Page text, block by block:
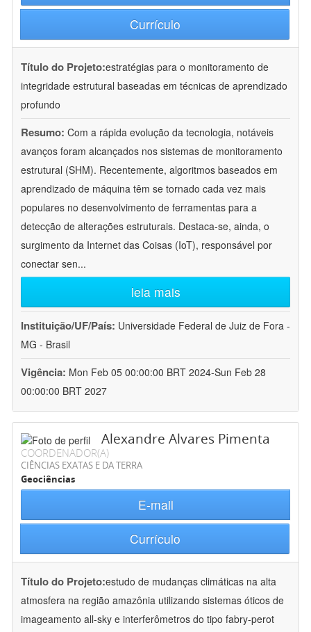
Currículo
Título do Projeto:estratégias para o monitoramento de
integridade estrutural baseadas em técnicas de aprendizado
profundo
Resumo: Com a rápida evolução da tecnologia, notáveis
avanços foram alcançados nos sistemas de monitoramento
estrutural (SHM). Recentemente, algoritmos baseados em
aprendizado de máquina têm se tornado cada vez mais
populares no desenvolvimento de ferramentas para a
detecção de alterações estruturais. Destaca-se, ainda, o
surgimento da Internet das Coisas (IoT), responsável por
conectar sen...
leia mais
Instituição/UF/País: Universidade Federal de Juiz de Fora -
MG - Brasil
Vigência: Mon Feb 05 00:00:00 BRT 2024-Sun Feb 28
00:00:00 BRT 2027
Alexandre Alvares Pimenta
COORDENADOR(A)
CIÊNCIAS EXATAS E DA TERRA
Geociências
E-mail
Currículo
Título do Projeto:estudo de mudanças climáticas na alta
atmosfera na região amazônia utilizando sistemas óticos de
imageamento all-sky e interferômetros do tipo fabry-perot